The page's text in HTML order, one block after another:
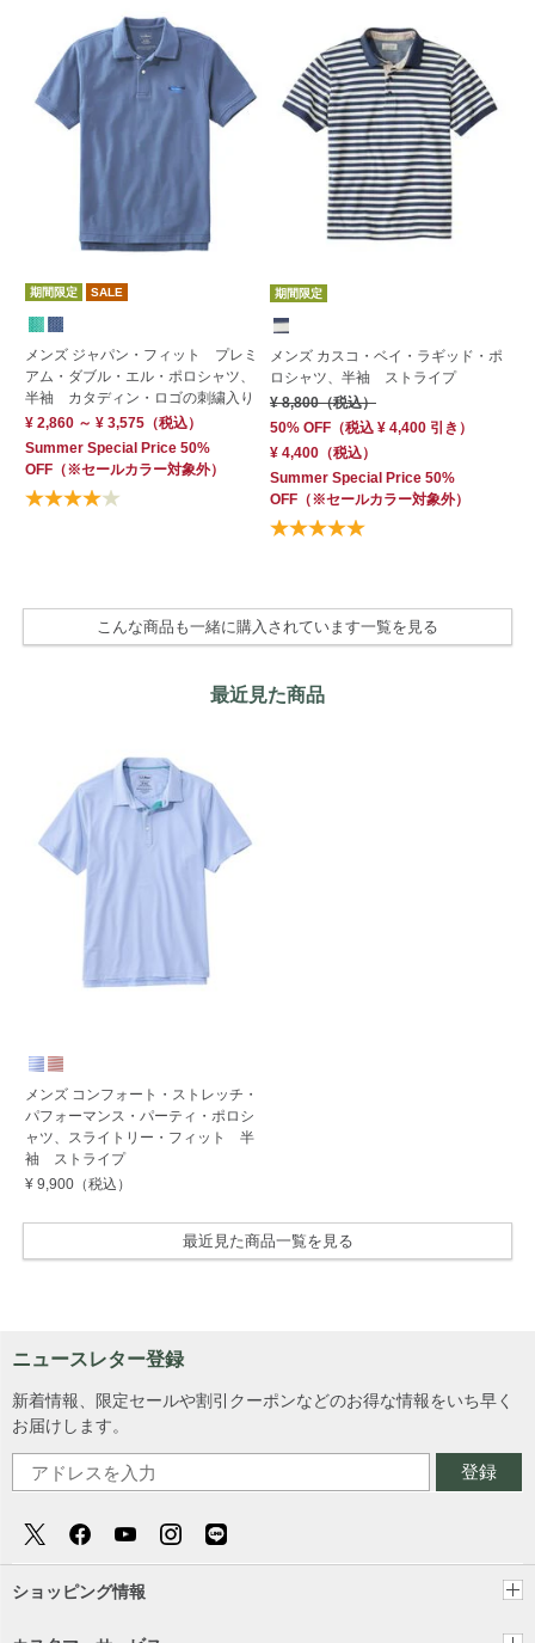
期間限定 SALE
メンズ ジャパン・フィット プレミ
アム・ダブル・エル・ポロシャツ、
半袖 カタディン・ロゴの刺繍入り
¥ 2,860 ～ ¥ 3,575（税込）
Summer Special Price 50%
OFF（※セールカラー対象外）
期間限定
メンズ カスコ・ベイ・ラギッド・ポ
ロシャツ、半袖 ストライプ
¥ 8,800（税込）
50% OFF （税込 ¥ 4,400 引き）
¥ 4,400 （税込）
Summer Special Price 50%
OFF （※セールカラー対象外）
こんな商品も一緒に購入されています一覧を見る
最近見た商品
メンズ コンフォート・ストレッチ・
パフォーマンス・パーティ・ポロシ
ャツ、スライトリー・フィット 半
袖 ストライプ
¥ 9,900（税込）
最近見た商品一覧を見る
ニュースレター登録
新着情報、限定セールや割引クーポンなどのお得な情報をいち早く
お届けします。
登録
ショッピング情報